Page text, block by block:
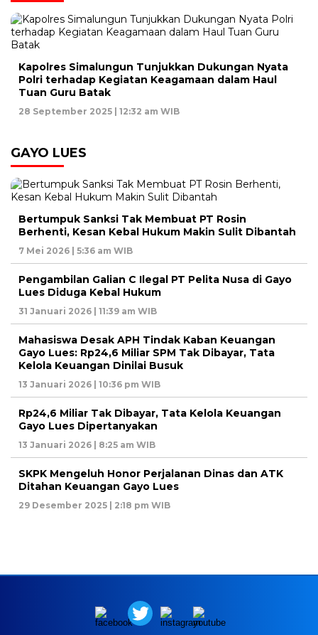
Kapolres Simalungun Tunjukkan Dukungan Nyata
Polri terhadap Kegiatan Keagamaan dalam Haul
Tuan Guru Batak
28 September 2025 | 12:32 am WIB
GAYO LUES
Bertumpuk Sanksi Tak Membuat PT Rosin
Berhenti, Kesan Kebal Hukum Makin Sulit Dibantah
7 Mei 2026 | 5:36 am WIB
Pengambilan Galian C Ilegal PT Pelita Nusa di Gayo
Lues Diduga Kebal Hukum
31 Januari 2026 | 11:39 am WIB
Mahasiswa Desak APH Tindak Kaban Keuangan
Gayo Lues: Rp24,6 Miliar SPM Tak Dibayar, Tata
Kelola Keuangan Dinilai Busuk
13 Januari 2026 | 10:36 pm WIB
Rp24,6 Miliar Tak Dibayar, Tata Kelola Keuangan
Gayo Lues Dipertanyakan
13 Januari 2026 | 8:25 am WIB
SKPK Mengeluh Honor Perjalanan Dinas dan ATK
Ditahan Keuangan Gayo Lues
29 Desember 2025 | 2:18 pm WIB